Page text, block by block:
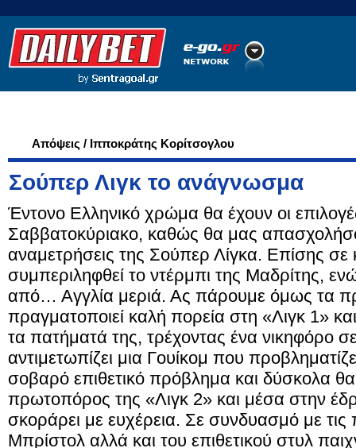
Απόψεις / Ιπποκράτης Κορίτσογλου
Σούπερ Λιγκ το ανάγνωσμα
Έντονο Ελληνικό χρώμα θα έχουν οι
Σαββατοκύριακο, καθώς θα μας
αναμετρήσεις της Σούπερ Λίγκα. Επίσης
συμπεριληφθεί το ντέρμπι της Μαδρίτης,
από… Αγγλία μεριά. Ας πάρουμε όμως τα
πραγματοποιεί καλή πορεία στη «Λιγκ 1»
τα πατήματά της, τρέχοντας ένα νικηφόρο
αντιμετωπίζει μια Γουίκομ που
σοβαρό επιθετικό πρόβλημα και δύσκολα
πρωτοπόρος της «Λιγκ 2» και μέσα στην
σκοράρει με ευχέρεια. Σε συνδυασμό με
Μπρίστολ αλλά και του επιθετικού στυλ